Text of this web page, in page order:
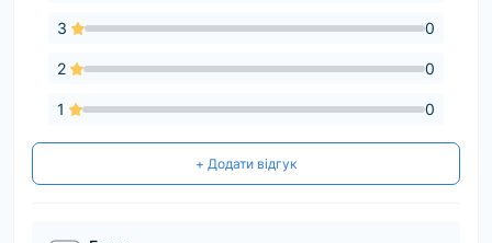
3 0
2 0
1 0
+ Додати відгук